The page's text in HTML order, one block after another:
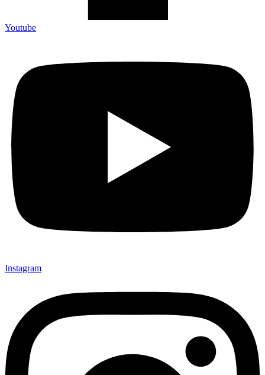
Youtube
Instagram